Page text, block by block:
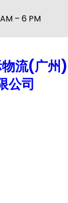
– 6 PM
流(广州)
公司